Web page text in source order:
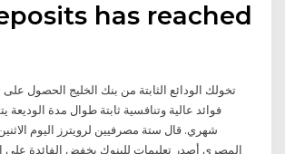
has reached
تخولك الودائع الثابتة من بنك الخليج الحصول
فوائد عالية وتنافسية ثابتة طوال مدة
شهري. قال ستة مصرفيين لرويترز اليوم
المصري أصدر تعليمات للبنوك بخفض الفائدة على